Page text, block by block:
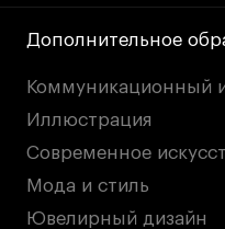
Дополнительное
Коммуникационный
Иллюстрация
Современное
Мода и стиль
Ювелирный дизайн